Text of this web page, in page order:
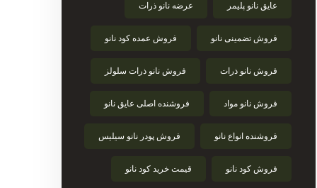
عایق نانو پلیمر عرضه نانو ذرات
فروش تضمینی نانو فروش عمده کود نانو
فروش نانو ذرات فروش نانو ذرات سلولز
فروش نانو مواد فروشنده اصلی عایق نانو
فروشنده انواع نانو فروش پودر نانو سیلیس
فروش کود نانو قیمت خرید کود نانو